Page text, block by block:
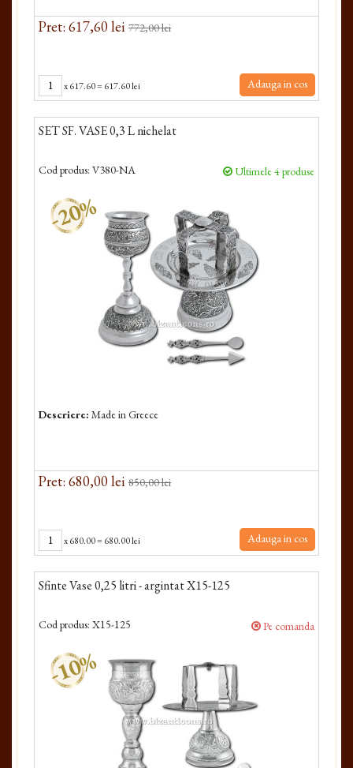
Pret: 617,60 lei 772,00 lei
x617.60= 617.60 lei Adauga in cos
SET SF. VASE 0,3 L nichelat
Cod produs: V380-NA Ultimele 4 produse
-20%
Descriere: Made in Greece
Pret: 680,00 lei 850,00 lei
x680.00= 680.00 lei Adauga in cos
Sfinte Vase 0,25 litri - argintat X15-125
Cod produs: X15-125 Pe comanda
-10%